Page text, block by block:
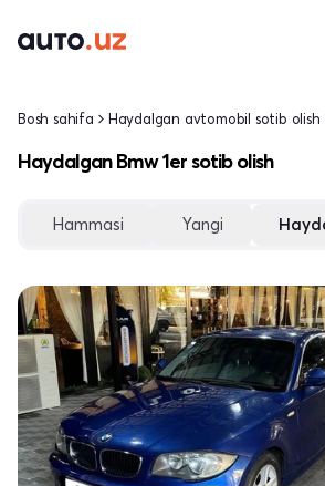
Bosh sahifa Haydalgan avtomobil sotib olish
Haydalgan Bmw 1er sotib olish
Hammasi Yangi